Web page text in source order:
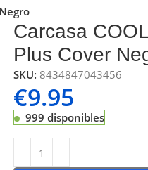
Carcasa
Plus Cover
SKU: 8434847043456
€9.95
999 disponibles